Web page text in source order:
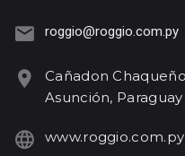
roggio@roggio.com.py
Cañadon
Asunción, Paraguay
www.roggio.com.py